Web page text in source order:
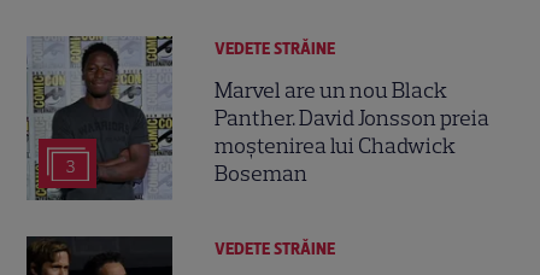
3
VEDETE STRĂINE
Marvel are un nou Black
Panther. David Jonsson preia
moștenirea lui Chadwick
Boseman
VEDETE STRĂINE